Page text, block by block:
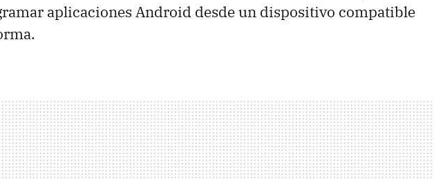
aplicaciones Android desde un dispositivo compatible